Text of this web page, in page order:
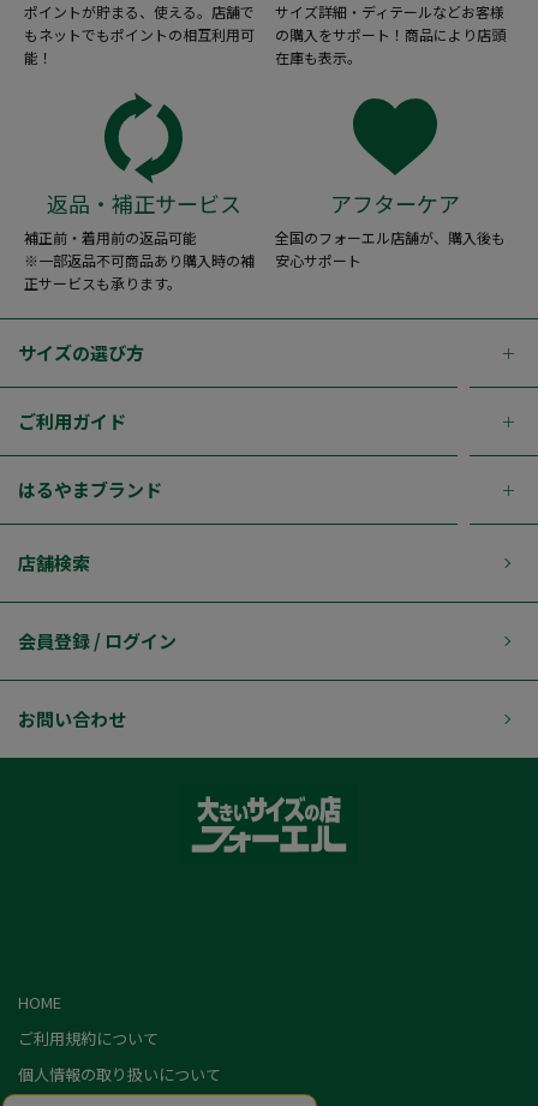
ポイントが貯まる、使える。店舗で
もネットでもポイントの相互利用可
能！
サイズ詳細・ディテールなどお客様
の購入をサポート！商品により店頭
在庫も表示。
返品・補正サービス
補正前・着用前の返品可能
※一部返品不可商品あり購入時の補
正サービスも承ります。
アフターケア
全国のフォーエル店舗が、購入後も
安心サポート
サイズの選び方
ご利用ガイド
はるやまブランド
店舗検索
会員登録 / ログイン
お問い合わせ
HOME
ご利用規約について
個人情報の取り扱いについて